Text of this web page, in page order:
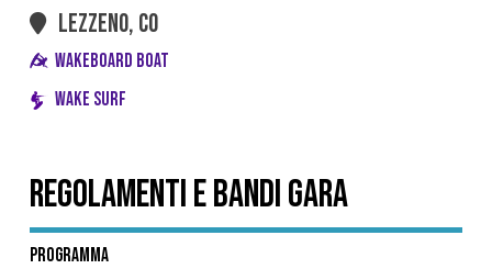
LEZZENO, CO
WAKEBOARD BOAT
WAKE SURF
REGOLAMENTI E BANDI GARA
programma